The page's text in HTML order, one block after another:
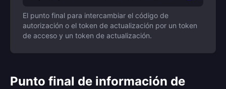
El punto final para intercambiar el código de
autorización o el token de actualización por un token
de acceso y un token de actualización.
Punto final de información de